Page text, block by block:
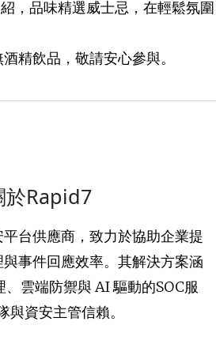
，品味精選威士忌，在輕鬆氛圍
精飲品，敬請安心參與。
於Rapid7
台供應商，致力於協助企業提
事件回應效率。其解決方案涵
雲端防禦與 AI 驅動的SOC服
與資安主管信賴。